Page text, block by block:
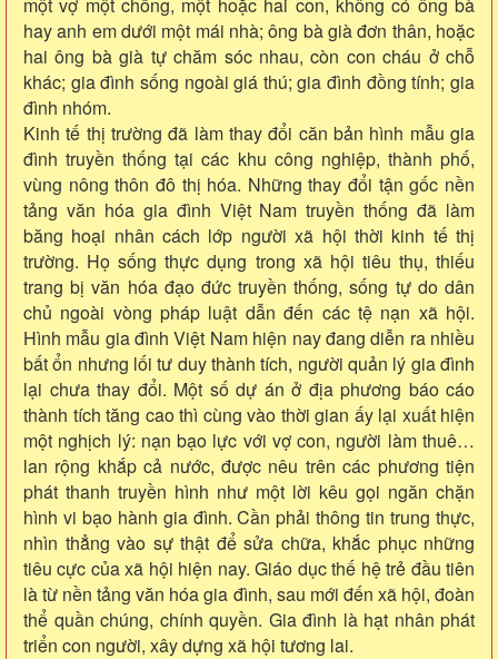
hay anh em dưới một mái nhà; ông bà già đơn thân, hoặc
hai ông bà già tự chăm sóc nhau, còn con cháu ở chỗ
khác; gia đình sống ngoài giá thú; gia đình đồng tính; gia
đình nhóm.
Kinh tế thị trường đã làm thay đổi căn bản hình mẫu gia
đình truyền thống tại các khu công nghiệp, thành phố,
vùng nông thôn đô thị hóa. Những thay đổi tận gốc nền
tảng văn hóa gia đình Việt Nam truyền thống đã làm
băng hoại nhân cách lớp người xã hội thời kinh tế thị
trường. Họ sống thực dụng trong xã hội tiêu thụ, thiếu
trang bị văn hóa đạo đức truyền thống, sống tự do dân
chủ ngoài vòng pháp luật dẫn đến các tệ nạn xã hội.
Hình mẫu gia đình Việt Nam hiện nay đang diễn ra nhiều
bất ổn nhưng lối tư duy thành tích, người quản lý gia đình
lại chưa thay đổi. Một số dự án ở địa phương báo cáo
thành tích tăng cao thì cùng vào thời gian ấy lại xuất hiện
một nghịch lý: nạn bạo lực với vợ con, người làm thuê…
lan rộng khắp cả nước, được nêu trên các phương tiện
phát thanh truyền hình như một lời kêu gọi ngăn chặn
hình vi bạo hành gia đình. Cần phải thông tin trung thực,
nhìn thẳng vào sự thật để sửa chữa, khắc phục những
tiêu cực của xã hội hiện nay. Giáo dục thế hệ trẻ đầu tiên
là từ nền tảng văn hóa gia đình, sau mới đến xã hội, đoàn
thể quần chúng, chính quyền. Gia đình là hạt nhân phát
triển con người, xây dựng xã hội tương lai.